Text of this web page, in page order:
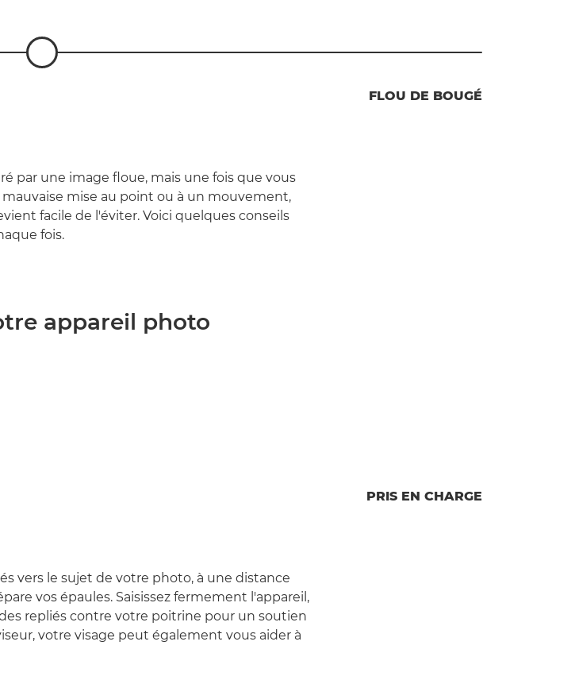
FLOU DE BOUGÉ
par une image floue, mais une fois que vous
mise au point ou à un mouvement,
facile de l'éviter. Voici quelques conseils
fois.
appareil photo
PRIS EN CHARGE
vers le sujet de votre photo, à une distance
vos épaules. Saisissez fermement l'appareil,
repliés contre votre poitrine pour un soutien
votre visage peut également vous aider à